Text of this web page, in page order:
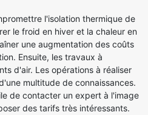
l'isolation thermique de
le froid en hiver et la chaleur en
une augmentation des coûts
Ensuite, les travaux à
d'air. Les opérations à réaliser
multitude de connaissances.
de contacter un expert à l'image
des tarifs très intéressants.